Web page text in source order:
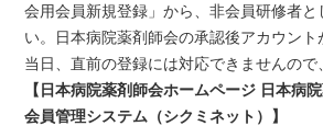
会用会員新規登録」から、非会員研修者と
い。日本病院薬剤師会の承認後アカウント
当日、直前の登録には対応できませんので
【日本病院薬剤師会ホームページ 日本病
会員管理システム（シクミネット）】